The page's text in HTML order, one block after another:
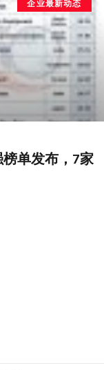
企业最新动态
单发布，7家